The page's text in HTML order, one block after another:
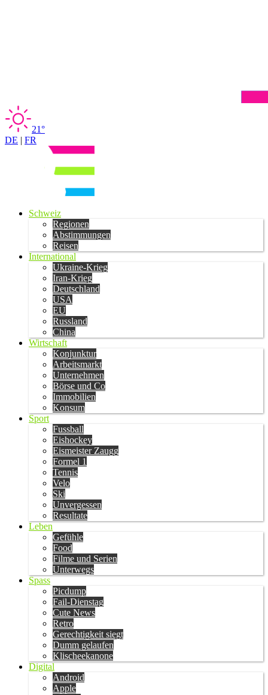
21°
DE | FR
Schweiz
Regionen
Abstimmungen
Reisen
International
Ukraine-Krieg
Iran-Krieg
Deutschland
USA
EU
Russland
China
Wirtschaft
Konjunktur
Arbeitsmarkt
Unternehmen
Börse und Co
Immobilien
Konsum
Sport
Fussball
Eishockey
Eismeister Zaugg
Formel 1
Tennis
Velo
Ski
Unvergessen
Resultate
Leben
Gefühle
Food
Filme und Serien
Unterwegs
Spass
Picdump
Fail-Dienstag
Cute News
Retro
Gerechtigkeit siegt
Dumm gelaufen
Klischeekanone
Digital
Android
Apple